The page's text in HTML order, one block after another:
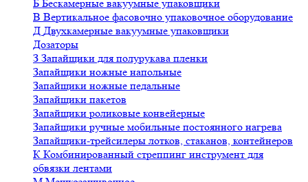
Б Бескамерные вакуумные упаковщики
В Вертикальное фасовочно упаковочное оборудование
Д Двухкамерные вакуумные упаковщики
Дозаторы
З Запайщики для полурукава пленки
Запайщики ножные напольные
Запайщики ножные педальные
Запайщики пакетов
Запайщики роликовые конвейерные
Запайщики ручные мобильные постоянного нагрева
Запайщики-трейсилеры лотков, стаканов, контейнеров
К Комбинированный стреппинг инструмент для
обвязки лентами